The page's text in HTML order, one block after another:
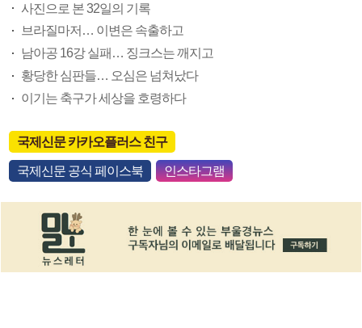
사진으로 본 32일의 기록
브라질마저… 이변은 속출하고
남아공 16강 실패… 징크스는 깨지고
황당한 심판들… 오심은 넘쳐났다
이기는 축구가 세상을 호령하다
국제신문 카카오플러스 친구
국제신문 공식 페이스북 인스타그램